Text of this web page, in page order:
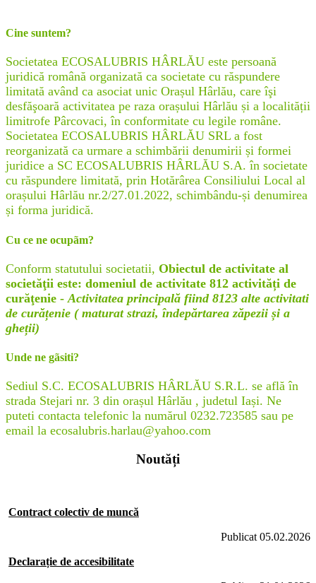
Cine suntem?
Societatea ECOSALUBRIS HÂRLĂU este persoană
juridică română organizată ca societate cu răspundere
limitată având ca asociat unic Orașul Hârlău, care îşi
desfăşoară activitatea pe raza orașului Hârlău și a localității
limitrofe Pârcovaci, în conformitate cu legile române.
Societatea ECOSALUBRIS HÂRLĂU SRL a fost
reorganizată ca urmare a schimbării denumirii și formei
juridice a SC ECOSALUBRIS HÂRLĂU S.A. în societate
cu răspundere limitată, prin Hotărârea Consiliului Local al
orașului Hârlău nr.2/27.01.2022, schimbându-și denumirea
și forma juridică.
Cu ce ne ocupãm?
Conform statutului societatii, Obiectul de activitate al
societăţii este: domeniul de activitate 812 activități de
curăţenie - Activitatea principală fiind 8123 alte activitati
de curățenie ( maturat strazi, îndepărtarea zăpezii și a
gheții)
Unde ne gãsiti?
Sediul S.C. ECOSALUBRIS HÂRLĂU S.R.L. se află în
strada Stejari nr. 3 din orașul Hârlău , judetul Iași. Ne
puteti contacta telefonic la numărul 0232.723585 sau pe
email la ecosalubris.harlau@yahoo.com
Noutăți
Contract colectiv de muncă
Publicat 05.02.2026
Declarație de accesibilitate